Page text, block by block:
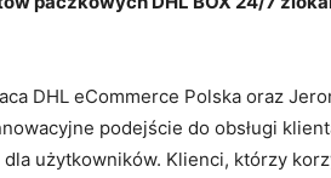
DHL eCommerce Polska oraz
podejście do obsługi
użytkowników. Klienci, którzy